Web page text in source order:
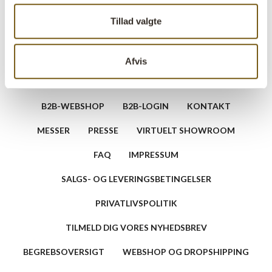
Tillad valgte
Afvis
B2B-WEBSHOP B2B-LOGIN KONTAKT
MESSER PRESSE VIRTUELT SHOWROOM
FAQ IMPRESSUM
SALGS- OG LEVERINGSBETINGELSER
PRIVATLIVSPOLITIK
TILMELD DIG VORES NYHEDSBREV
BEGREBSOVERSIGT WEBSHOP OG DROPSHIPPING